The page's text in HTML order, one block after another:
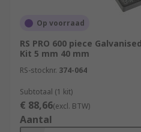
Op voorraad
RS PRO 600 piece
Kit 5 mm 40 mm
RS-stocknr. 374-064
Subtotaal (1 kit)
€ 88,66(excl. BTW)
Aantal